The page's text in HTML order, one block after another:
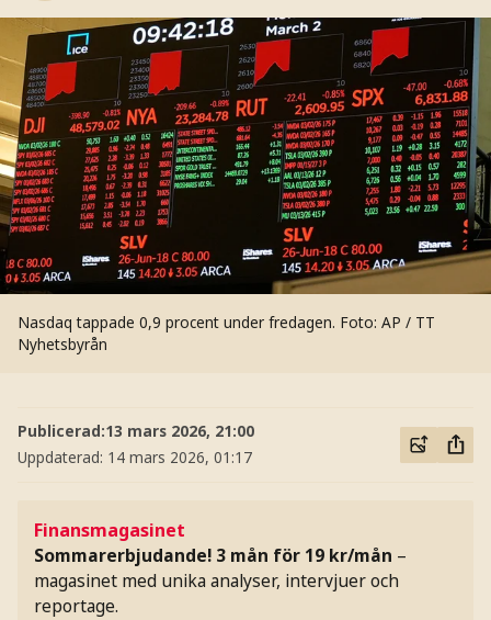
Nasdaq tappade 0,9 procent under fredagen. Foto: AP / TT
Nyhetsbyrån
Publicerad:13 mars 2026, 21:00
Uppdaterad: 14 mars 2026, 01:17
Finansmagasinet
Sommarerbjudande! 3 mån för 19 kr/mån –
magasinet med unika analyser, intervjuer och
reportage.